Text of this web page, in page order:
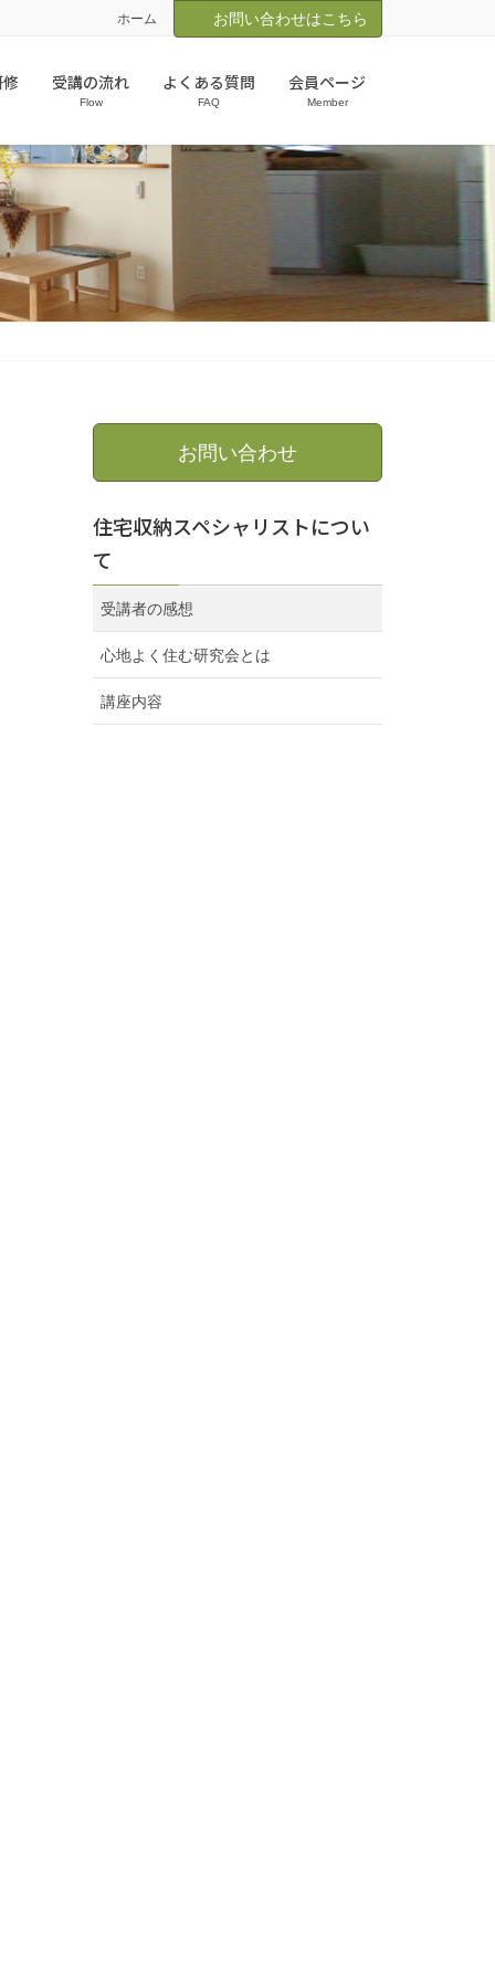
ホーム お問い合わせはこちら
受講の流れ
Flow
よくある質問
FAQ
会員ページ
Member
お問い合わせ
住宅収納スペシャリストについ
て
受講者の感想
心地よく住む研究会とは
講座内容